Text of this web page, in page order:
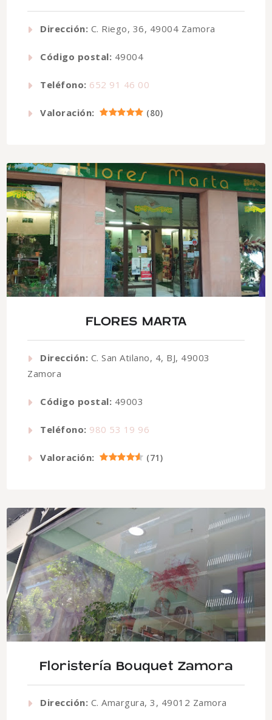
Dirección: C. Riego, 36, 49004 Zamora
Código postal: 49004
Teléfono: 652 91 46 00
Valoración: (80)
FLORES MARTA
Dirección: C. San Atilano, 4, BJ, 49003
Zamora
Código postal: 49003
Teléfono: 980 53 19 96
Valoración: (71)
Floristería Bouquet Zamora
Dirección: C. Amargura, 3, 49012 Zamora